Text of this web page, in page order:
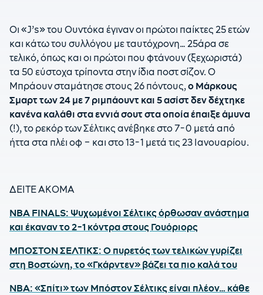
Οι «J’s» του Ουντόκα έγιναν οι πρώτοι παίκτες 25 ετών
και κάτω του συλλόγου με ταυτόχρονη… 25άρα σε
τελικό, όπως και οι πρώτοι που φτάνουν (ξεχωριστά)
τα 50 εύστοχα τρίποντα στην ίδια ποστ σίζον. Ο
Μπράουν σταμάτησε στους 26 πόντους,ο Μάρκους
Σμαρτ των 24 με 7 ριμπάουντ και 5 ασίστ δεν δέχτηκε
κανένα καλάθι στα εννιά σουτ στα οποία έπαιξε άμυνα
(!), το ρεκόρ των Σέλτικς ανέβηκε στο 7-0 μετά από
ήττα στα πλέι οφ – και στο 13-1 μετά τις 23 Ιανουαρίου.
ΔΕΙΤΕ ΑΚΟΜΑ
NBA FINALS: Ψυχωμένοι Σέλτικς όρθωσαν ανάστημα
και έκαναν το 2-1 κόντρα στους Γουόριορς
ΜΠΟΣΤΟΝ ΣΕΛΤΙΚΣ: Ο πυρετός των τελικών γυρίζει
στη Βοστώνη, το «Γκάρντεν» βάζει τα πιο καλά του
NBA: «Σπίτι» των Μπόστον Σέλτικς είναι πλέον… κάθε